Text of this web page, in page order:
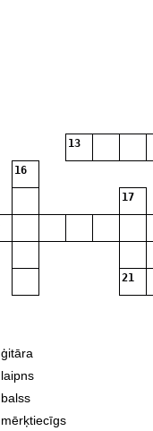
13
16
17
21
ģitāra
laipns
balss
mērķtiecīgs